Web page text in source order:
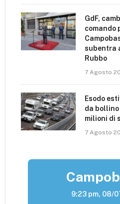
GdF,
comando
subentra
Rubbo
7 Agosto
Esodo
da
milioni di
7 Agosto
9:23 pm, 08/